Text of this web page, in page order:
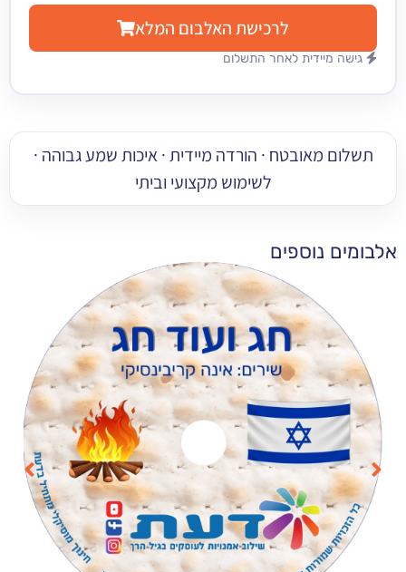
לרכישת האלבום המלא
מיידית לאחר התשלום
מאובטח · הורדה מיידית · איכות שמע גבוהה ·
לשימוש מקצועי וביתי
נוספים